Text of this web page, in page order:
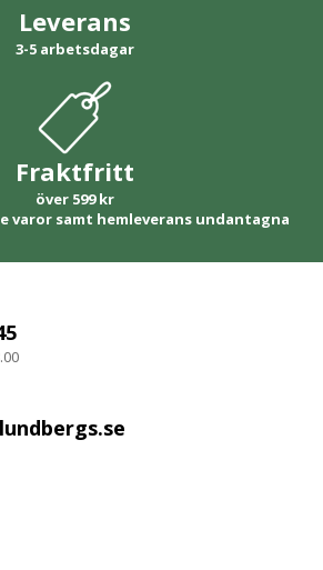
Leverans
3-5 arbetsdagar
Fraktfritt
över 599 kr
varor samt hemleverans undantagna